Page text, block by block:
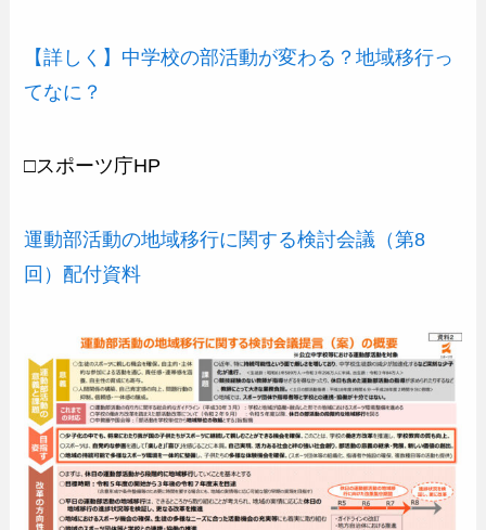
【詳しく】中学校の部活動が変わる？地域移行っ
てなに？
□スポーツ庁HP
運動部活動の地域移行に関する検討会議（第8
回）配付資料